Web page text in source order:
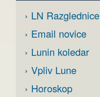
› LN Razglednice
› Email novice
› Lunin koledar
› Vpliv Lune
› Horoskop